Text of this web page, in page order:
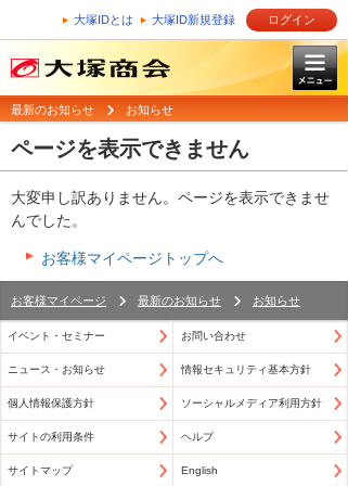
大塚IDとは 大塚ID新規登録 ログイン
最新のお知らせ お知らせ
ページを表示できません
大変申し訳ありません。ページを表示できませ
んでした。
お客様マイページトップへ
お客様マイページ 最新のお知らせ お知らせ
イベント・セミナー お問い合わせ
ニュース・お知らせ 情報セキュリティ基本方針
個人情報保護方針 ソーシャルメディア利用方針
サイトの利用条件 ヘルプ
サイトマップ English